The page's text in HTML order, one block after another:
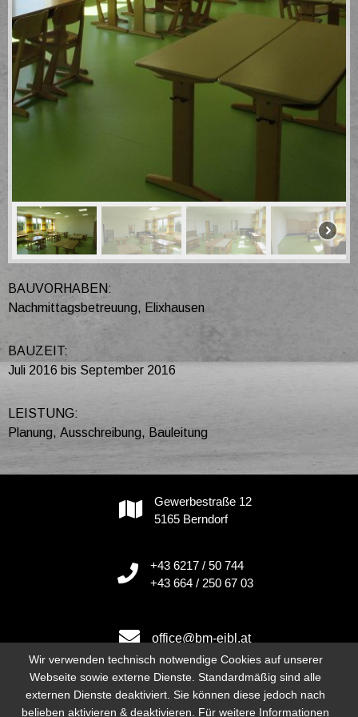
BAUVORHABEN:
Nachmittagsbetreuung, Elixhausen
BAUZEIT:
Juli 2016 bis September 2016
LEISTUNG:
Planung, Ausschreibung, Bauleitung
Gewerbestraße 12
5165 Berndorf
+43 6217 / 50 744
+43 664 / 250 67 03
office@bm-eibl.at
Instagram
Wir verwenden technisch notwendige Cookies auf unserer
Webseite sowie externe Dienste. Standardmäßig sind alle
externen Dienste deaktiviert. Sie können diese jedoch nach
belieben aktivieren & deaktivieren. Für weitere Informationen